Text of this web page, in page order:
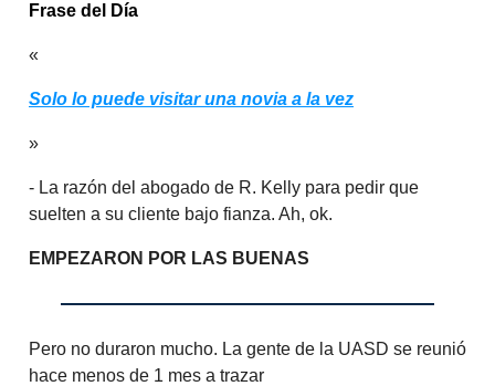
Frase del Día
«
Solo lo puede visitar una novia a la vez
»
- La razón del abogado de R. Kelly para pedir que
suelten a su cliente bajo fianza. Ah, ok.
EMPEZARON POR LAS BUENAS
Pero no duraron mucho. La gente de la UASD se reunió
hace menos de 1 mes a trazar